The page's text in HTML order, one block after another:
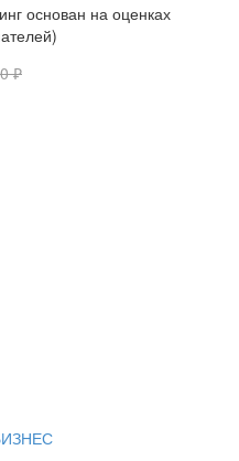
основан на оценках
₽